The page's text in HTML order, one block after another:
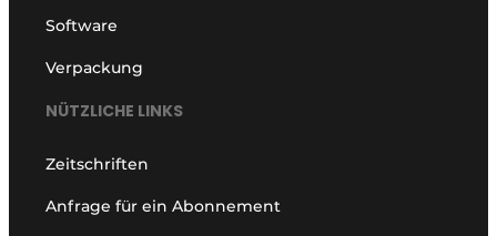
Software
Verpackung
NÜTZLICHE LINKS
Zeitschriften
Anfrage für ein Abonnement